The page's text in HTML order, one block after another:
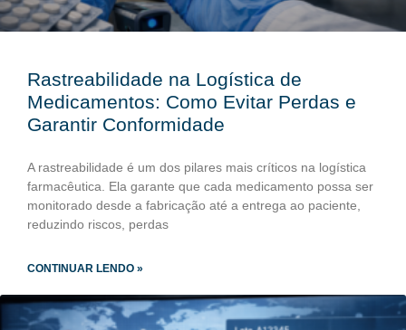
Rastreabilidade na Logística de
Medicamentos: Como Evitar Perdas e
Garantir Conformidade
A rastreabilidade é um dos pilares mais críticos na logística
farmacêutica. Ela garante que cada medicamento possa ser
monitorado desde a fabricação até a entrega ao paciente,
reduzindo riscos, perdas
CONTINUAR LENDO »